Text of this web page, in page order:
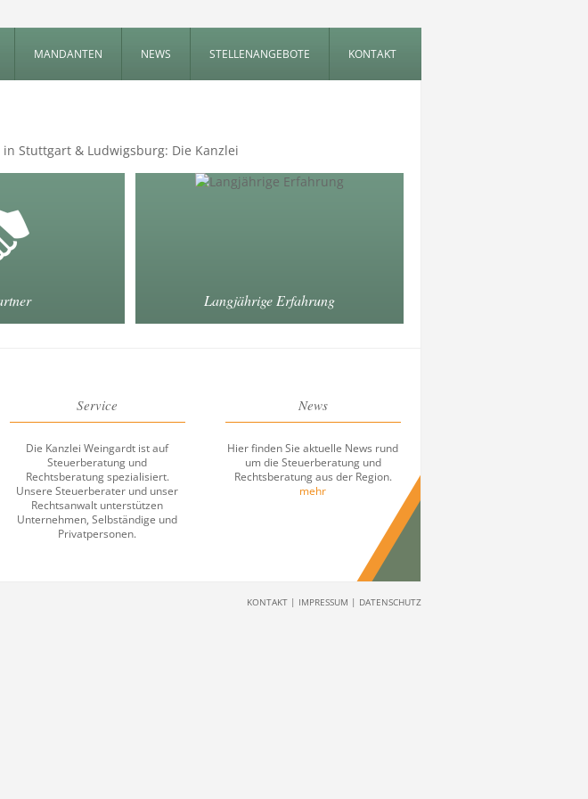
MANDANTEN NEWS STELLENANGEBOTE KONTAKT
Stuttgart & Ludwigsburg: Die Kanzlei
Langjährige Erfahrung
Service
Die Kanzlei Weingardt ist auf
Steuerberatung und
Rechtsberatung spezialisiert.
Unsere Steuerberater und unser
Rechtsanwalt unterstützen
Unternehmen, Selbständige und
Privatpersonen.
News
Hier finden Sie aktuelle News rund
um die Steuerberatung und
Rechtsberatung aus der Region.
mehr
KONTAKT| IMPRESSUM | DATENSCHUTZ